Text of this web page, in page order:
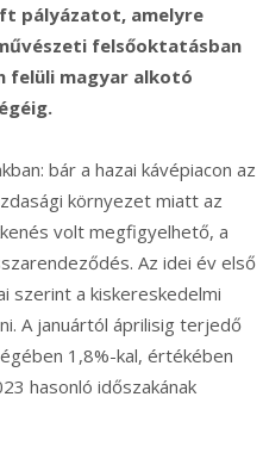
pályázatot, amelyre
felsőoktatásban
felüli magyar alkotó
bár a hazai kávépiacon az
környezet miatt az
volt megfigyelhető, a
Az idei év első
szerint a kiskereskedelmi
A januártól áprilisig terjedő
1,8%-kal, értékében
hasonló időszakának